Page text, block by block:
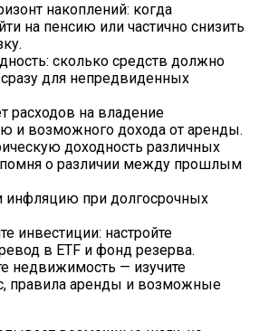
накоплений: когда
на пенсию или частично снизить
сколько средств должно
для непредвиденных
расходов на владение
и возможного дохода от аренды.
доходность различных
помня о различии между прошлым
инфляцию при долгосрочных
инвестиции: настройте
в ETF и фонд резерва.
недвижимость — изучите
правила аренды и возможные